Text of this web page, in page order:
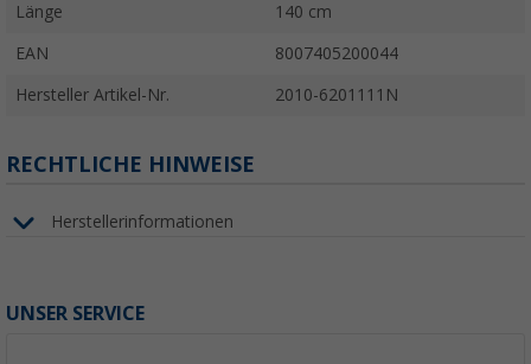
Länge 140 cm
EAN 8007405200044
Hersteller Artikel-Nr. 2010-6201111N
RECHTLICHE HINWEISE
Herstellerinformationen
UNSER SERVICE